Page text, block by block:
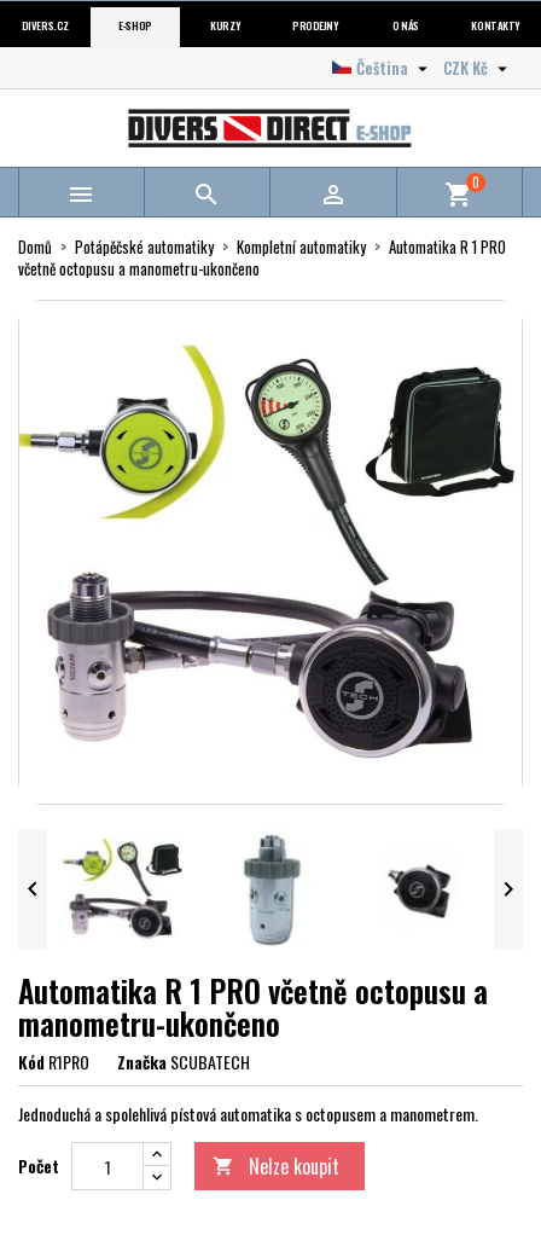
DIVERS.CZ E-SHOP KURZY PRODEJNY O NÁS KONTAKTY
CZK Kč 
Čeština 
   shopping_cart0
Domů Potápěčské automatiky Kompletní automatiky
Automatika R 1 PRO
včetně octopusu a manometru-ukončeno
 
Automatika R 1 PRO včetně octopusu a
manometru-ukončeno
KódR1PRO ZnačkaSCUBATECH
Jednoduchá a spolehlivá pístová automatika s octopusem a manometrem.
Počet  Nelze koupit